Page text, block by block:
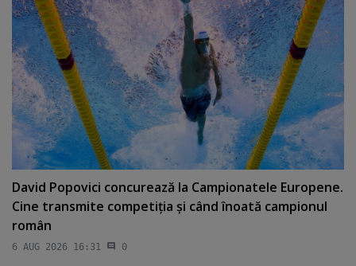
David Popovici concurează la Campionatele Europene.
Cine transmite competiţia şi când înoată campionul
român
6 AUG 2026 16:31 0